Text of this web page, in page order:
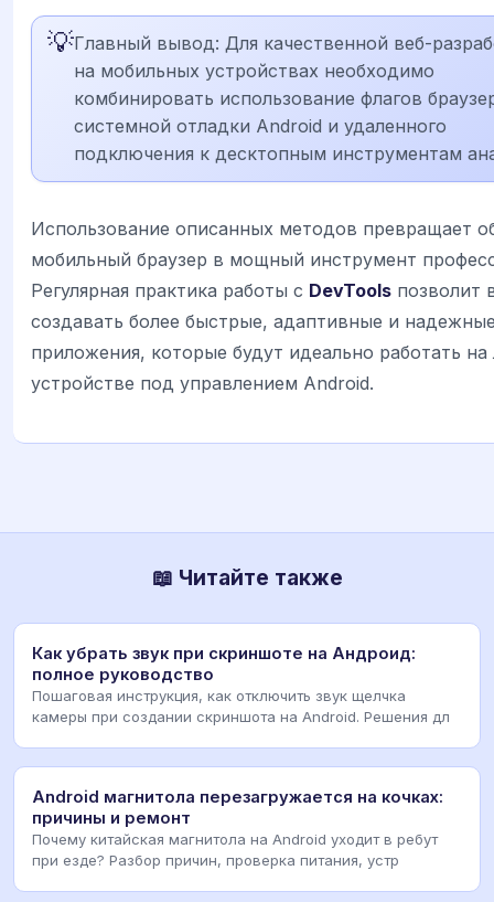
💡Главный вывод: Для качественной веб-
на мобильных устройствах необходимо
комбинировать использование флагов
системной отладки Android и удаленного
подключения к десктопным инструментам
Использование описанных методов превращает
мобильный браузер в мощный инструмент
Регулярная практика работы с DevTools позволит
создавать более быстрые, адаптивные и
приложения, которые будут идеально работать
устройстве под управлением Android.
📖 Читайте также
Как убрать звук при скриншоте на Андроид:
полное руководство
Пошаговая инструкция, как отключить звук щелчка
камеры при создании скриншота на Android. Решения дл
Android магнитола перезагружается на кочках:
причины и ремонт
Почему китайская магнитола на Android уходит в ребут
при езде? Разбор причин, проверка питания, устр